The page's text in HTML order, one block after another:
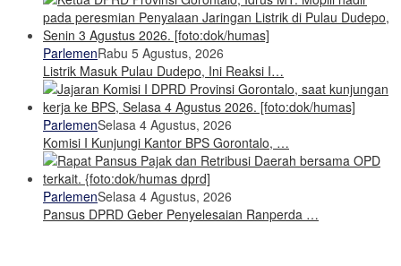
ParlemenRabu 5 Agustus, 2026
Listrik Masuk Pulau Dudepo, Ini Reaksi I…
ParlemenSelasa 4 Agustus, 2026
Komisi I Kunjungi Kantor BPS Gorontalo, …
ParlemenSelasa 4 Agustus, 2026
Pansus DPRD Geber Penyelesaian Ranperda …